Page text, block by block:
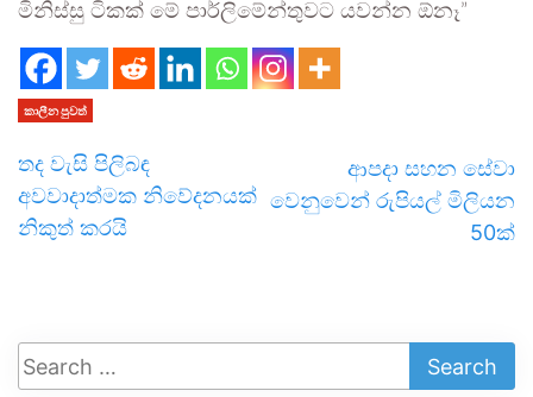
මිනිස්සු ටිකක් මේ පාර්ලිමේන්තුවට යවන්න ඕනෑ”
කාලීන පුවත්
තද වැසි පිලිබඳ
අවවාදාත්මක නිවේදනයක්
නිකුත් කරයි
ආපදා සහන සේවා
වෙනුවෙන් රුපියල් මිලියන
50ක්